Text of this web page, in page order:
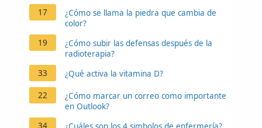
17
¿Cómo se llama la piedra que cambia de
color?
19
¿Cómo subir las defensas después de la
radioterapia?
33
¿Qué activa la vitamina D?
22
¿Cómo marcar un correo como importante
en Outlook?
34